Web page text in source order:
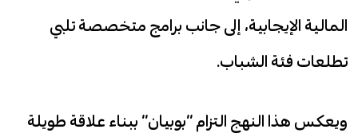
المالية الإيجابية، إلى جانب برامج متخصصة تلبي
تطلعات فئة الشباب.
ويعكس هذا النهج التزام “بوبيان” ببناء علاقة طويلة